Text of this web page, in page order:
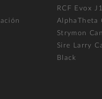
RCF Evox
AlphaTheta
Strymon
Sire Larry
Black